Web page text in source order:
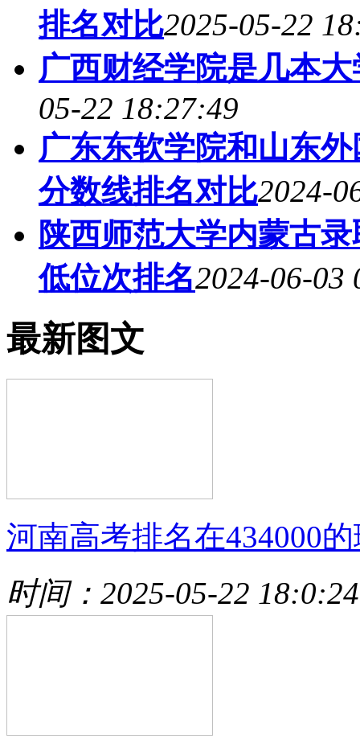
排名对比2025-05-22
广西财经学院是几本
05-22 18:27:49
广东东软学院和山东
分数线排名对比2024-
陕西师范大学内蒙古
低位次排名2024-06-03
最新图文
河南高考排名在434000
时间：2025-05-22 18:0:24